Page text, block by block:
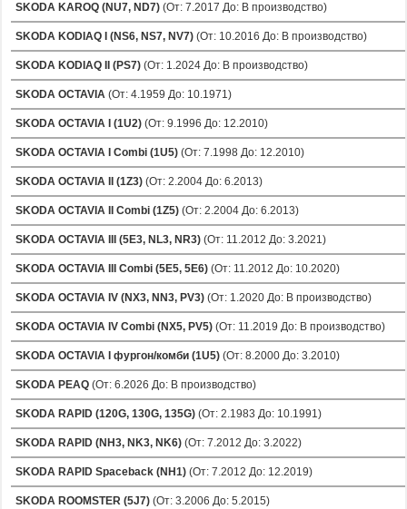
SKODA KAROQ (NU7, ND7)(От: 7.2017 До: В производство)
SKODA KODIAQ I (NS6, NS7, NV7)(От: 10.2016 До: В производство)
SKODA KODIAQ II (PS7)(От: 1.2024 До: В производство)
SKODA OCTAVIA(От: 4.1959 До: 10.1971)
SKODA OCTAVIA I (1U2)(От: 9.1996 До: 12.2010)
SKODA OCTAVIA I Combi (1U5)(От: 7.1998 До: 12.2010)
SKODA OCTAVIA II (1Z3)(От: 2.2004 До: 6.2013)
SKODA OCTAVIA II Combi (1Z5)(От: 2.2004 До: 6.2013)
SKODA OCTAVIA III (5E3, NL3, NR3)(От: 11.2012 До: 3.2021)
SKODA OCTAVIA III Combi (5E5, 5E6)(От: 11.2012 До: 10.2020)
SKODA OCTAVIA IV (NX3, NN3, PV3)(От: 1.2020 До: В производство)
SKODA OCTAVIA IV Combi (NX5, PV5)(От: 11.2019 До: В производство)
SKODA OCTAVIA I фургон/комби (1U5)(От: 8.2000 До: 3.2010)
SKODA PEAQ(От: 6.2026 До: В производство)
SKODA RAPID (120G, 130G, 135G)(От: 2.1983 До: 10.1991)
SKODA RAPID (NH3, NK3, NK6)(От: 7.2012 До: 3.2022)
SKODA RAPID Spaceback (NH1)(От: 7.2012 До: 12.2019)
SKODA ROOMSTER (5J7)(От: 3.2006 До: 5.2015)